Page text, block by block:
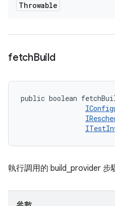
Throwable
fetchBuild
public boolean
執行調用的 build_provider 步